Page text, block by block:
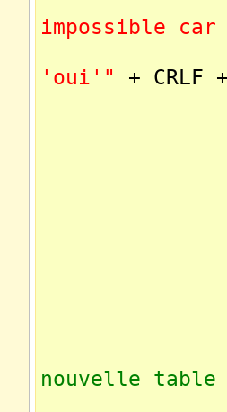
impossible
'oui'"
+ CRLF
nouvelle table